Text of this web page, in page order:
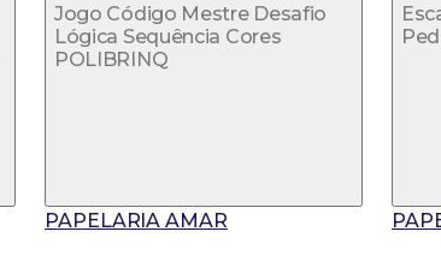
Jogo Código Mestre Desafio
Lógica Sequência Cores
POLIBRINQ
PAPELARIA AMAR